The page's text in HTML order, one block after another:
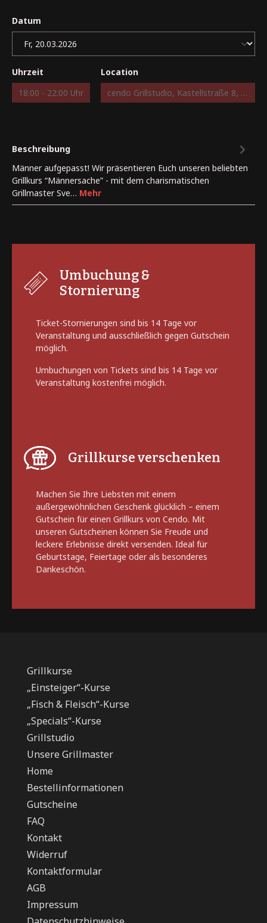
Datum
Uhrzeit
18:00 - 22:00 Uhr
Location
cendo Grillstudio, Kastellstraße 8, 73734 Esslingen
Beschreibung
Männer aufgepasst! Wir präsentieren Euch unseren beliebten
Grillkurs “Männersache” - mit dem charismatischen
Grillmaster Sve… Mehr
Umbuchung &
Stornierung
Ticket-Stornierungen sind bis 14 Tage vor
Veranstaltung und ausschließlich gegen Gutschein
möglich.
Umbuchungen von Tickets sind bis 14 Tage vor
Veranstaltung kostenfrei möglich.
Grillkurse verschenken
Machen Sie Ihre Liebsten mit einem
außergewöhnlichen Geschenk glücklich – einem
Gutschein für einen Grillkurs von Cendo. Mit
unseren Gutscheinen können Sie Freude und
leckere Erlebnisse direkt versenden. Ideal für
Geburtstage, Feiertage oder als besonderes
Dankeschön.
Grillkurse
„Einsteiger“-Kurse
„Fisch & Fleisch“-Kurse
„Specials“-Kurse
Grillstudio
Unsere Grillmaster
Home
Bestellinformationen
Gutscheine
FAQ
Kontakt
Widerruf
Kontaktformular
AGB
Impressum